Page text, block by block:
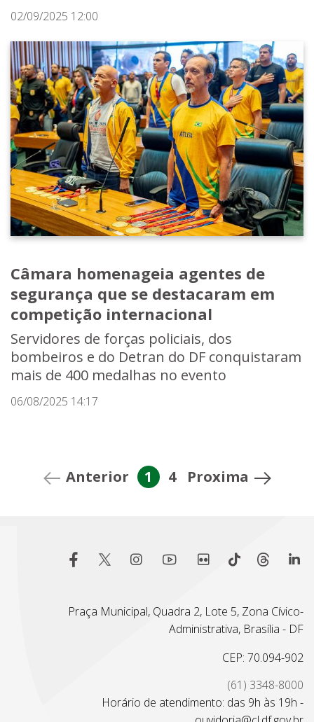
02/09/2025 12:00
Câmara homenageia agentes de
segurança que se destacaram em
competição internacional
Servidores de forças policiais, dos
bombeiros e do Detran do DF conquistaram
mais de 400 medalhas no evento
06/08/2025 14:17
Anterior 1 4 Proxima
Praça Municipal, Quadra 2, Lote 5, Zona Cívico-
Administrativa, Brasília - DF
CEP: 70.094-902
(61) 3348-8000
Horário de atendimento: das 9h às 19h -